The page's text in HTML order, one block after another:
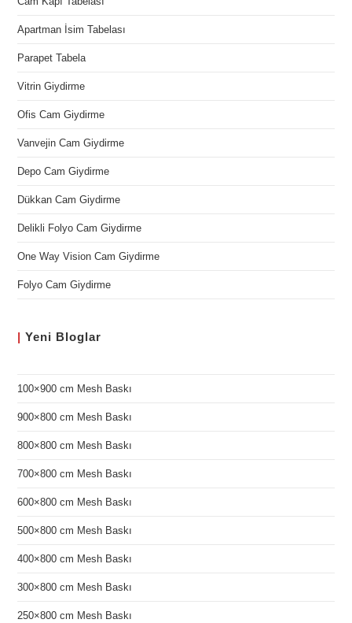
Apartman İsim Tabelası
Parapet Tabela
Vitrin Giydirme
Ofis Cam Giydirme
Vanvejin Cam Giydirme
Depo Cam Giydirme
Dükkan Cam Giydirme
Delikli Folyo Cam Giydirme
One Way Vision Cam Giydirme
Folyo Cam Giydirme
| Yeni Bloglar
100×900 cm Mesh Baskı
900×800 cm Mesh Baskı
800×800 cm Mesh Baskı
700×800 cm Mesh Baskı
600×800 cm Mesh Baskı
500×800 cm Mesh Baskı
400×800 cm Mesh Baskı
300×800 cm Mesh Baskı
250×800 cm Mesh Baskı